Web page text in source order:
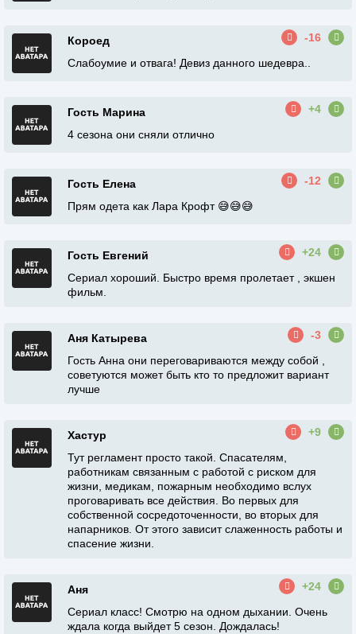
Короед
-16
Слабоумие и отвага! Девиз данного шедевра..
Гость Марина
+4
4 сезона они сняли отлично
Гость Елена
-12
Прям одета как Лара Крофт 😅😅😅
Гость Евгений
+24
Сериал хороший. Быстро время пролетает , экшен
фильм.
Аня Катырева
-3
Гость Анна они переговариваются между собой ,
советуются может быть кто то предложит вариант
лучше
Хастур
+9
Тут регламент просто такой. Спасателям,
работникам связанным с работой с риском для
жизни, медикам, пожарным необходимо вслух
проговаривать все действия. Во первых для
собственной сосредоточенности, во вторых для
напарников. От этого зависит слаженность работы и
спасение жизни.
Аня
+24
Сериал класс! Смотрю на одном дыхании. Очень
ждала когда выйдет 5 сезон. Дождалась!